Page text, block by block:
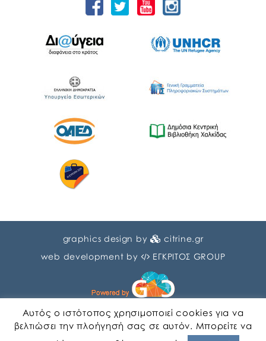
graphics design by
citrine.gr
web development by
ΕΓΚΡΙΤΟΣ GROUP
Αυτός ο ιστότοπος χρησιμοποιεί cookies για να
βελτιώσει την πλοήγησή σας σε αυτόν. Μπορείτε να